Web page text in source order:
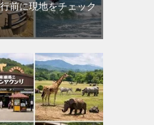
前に現地をチェック